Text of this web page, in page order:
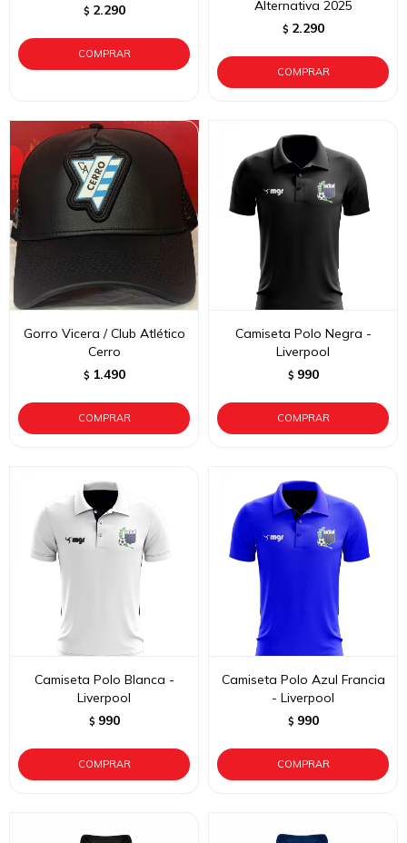
$ 2.290 Alternativa 2025
$ 2.290
Gorro Vicera / Club Atlético
Cerro
$ 1.490
Camiseta Polo Negra -
Liverpool
$ 990
Camiseta Polo Blanca -
Liverpool
$ 990
Camiseta Polo Azul Francia
- Liverpool
$ 990